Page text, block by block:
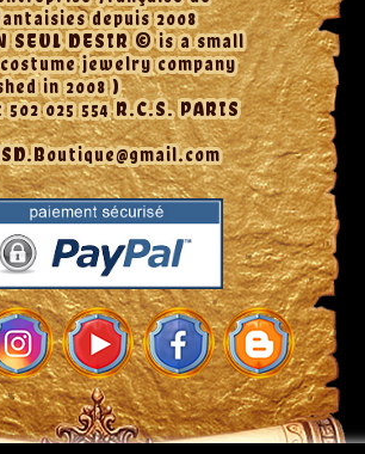
depuis 2008
SEUL DESIR © is a small
jewelry company
in 2008 )
502 025 554 R.C.S. PARIS